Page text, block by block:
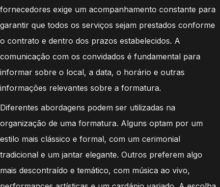
fornecedores exige um acompanhamento constante para
garantir que todos os serviços sejam prestados conforme
o contrato e dentro dos prazos estabelecidos. A
comunicação com os convidados é fundamental para
informar sobre o local, a data, o horário e outras
informações relevantes sobre a formatura.
Diferentes abordagens podem ser utilizadas na
organização de uma formatura. Alguns optam por um
estilo mais clássico e formal, com um cerimonial
tradicional e um jantar elegante. Outros preferem algo
mais descontraído e temático, com música ao vivo,